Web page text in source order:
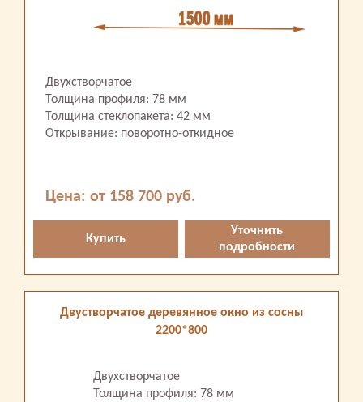
Двухстворчатое
Толщина профиля: 78 мм
Толщина стеклопакета: 42 мм
Открывание: поворотно-откидное
Цена: от 158 700 руб.
Купить
Уточнить
подробности
Двустворчатое деревянное окно из сосны
2200*800
Двухстворчатое
Толщина профиля: 78 мм